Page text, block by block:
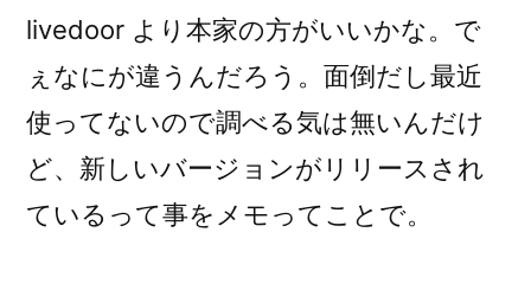
livedoor より本家の方がいいかな。で
ぇなにが違うんだろう。面倒だし最近
使ってないので調べる気は無いんだけ
ど、新しいバージョンがリリースされ
ているって事をメモってことで。